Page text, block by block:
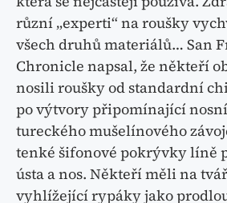
různí „experti“ na roušky
všech druhů materiálů… San
Chronicle napsal, že někteří
nosili roušky od standardní
po výtvory připomínající
tureckého mušelínového
tenké šifonové pokrývky líně
ústa a nos. Někteří měli na
vyhlížející rypáky jako